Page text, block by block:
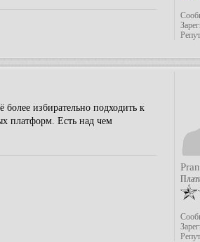
избирательно подходить к
платформ. Есть над чем